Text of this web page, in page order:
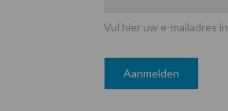
Vul hier uw e-mailadres in